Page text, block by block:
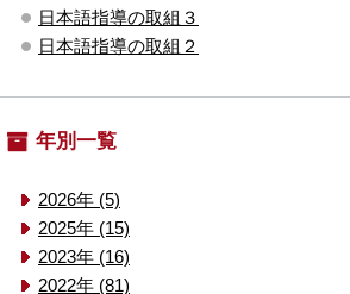
日本語指導の取組３
日本語指導の取組２
年別一覧
2026年 (5)
2025年 (15)
2023年 (16)
2022年 (81)